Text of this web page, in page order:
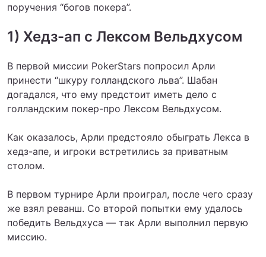
поручения “богов покера”.
1) Хедз-ап с Лексом Вельдхусом
В первой миссии PokerStars попросил Арли
принести “шкуру голландского льва”. Шабан
догадался, что ему предстоит иметь дело с
голландским покер-про Лексом Вельдхусом.
Как оказалось, Арли предстояло обыграть Лекса в
хедз-апе, и игроки встретились за приватным
столом.
В первом турнире Арли проиграл, после чего сразу
же взял реванш. Со второй попытки ему удалось
победить Вельдхуса — так Арли выполнил первую
миссию.